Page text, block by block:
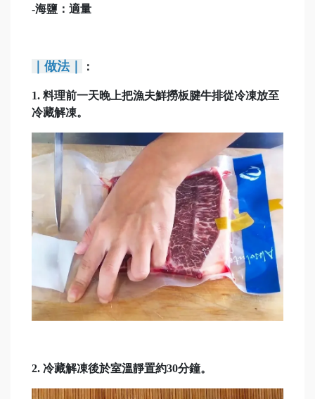
-海鹽：適量
｜做法｜ ：
1. 料理前一天晚上把漁夫鮮撈板腱牛排從冷凍放至
冷藏解凍。
2. 冷藏解凍後於室溫靜置約30分鐘。